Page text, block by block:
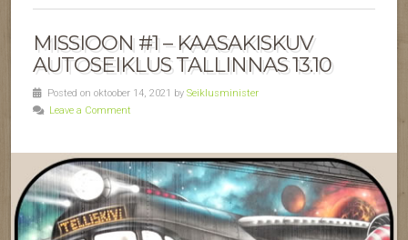
MISSIOON #1 – KAASAKISKUV
AUTOSEIKLUS TALLINNAS 13.10
Posted on oktoober 14, 2021 by Seiklusminister
Leave a Comment